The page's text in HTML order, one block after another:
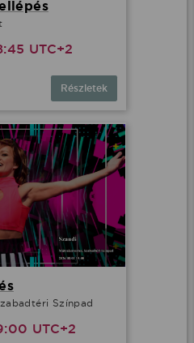
UTC+2
Részletek
Színpad
UTC+2